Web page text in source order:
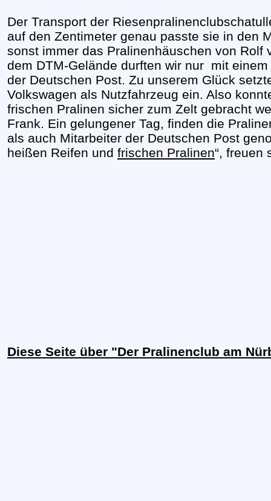
Der Transport der
auf den Zentimeter genau passte sie in den
sonst immer das Pralinenhäuschen von Rolf
dem DTM-Gelände durften wir nur mit
der Deutschen Post. Zu unserem Glück
Volkswagen als Nutzfahrzeug ein. Also
frischen Pralinen sicher zum Zelt gebracht
Frank. Ein gelungener Tag, finden die
als auch Mitarbeiter der Deutschen Post
heißen Reifen und frischen Pralinen“, freuen
Diese Seite über "Der Pralinenclub am